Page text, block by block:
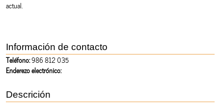
actual.
Información de contacto
Teléfono:986 812 035
Enderezo electrónico:
Descrición